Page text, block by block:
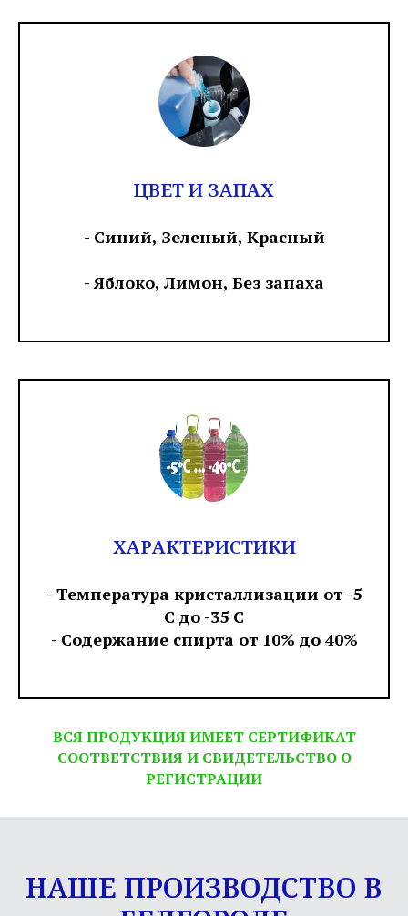
ЦВЕТ И ЗАПАХ
- Синий, Зеленый, Красный
- Яблоко, Лимон, Без запаха
ХАРАКТЕРИСТИКИ
- Температура кристаллизации от -5
С до -35 С
- Содержание спирта от 10% до 40%
ВСЯ ПРОДУКЦИЯ ИМЕЕТ СЕРТИФИКАТ
СООТВЕТСТВИЯ И СВИДЕТЕЛЬСТВО О
РЕГИСТРАЦИИ
НАШЕ ПРОИЗВОДСТВО В